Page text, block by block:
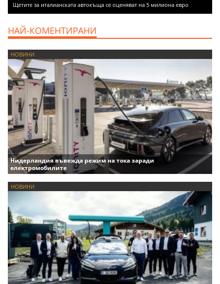
Щетите за италианската автокъща се оценяват на 5 милиона евро
НАЙ-КОМЕНТИРАНИ
НОВИНИ
Нидерландия въвежда режим на тока заради
електромобилите
НОВИНИ